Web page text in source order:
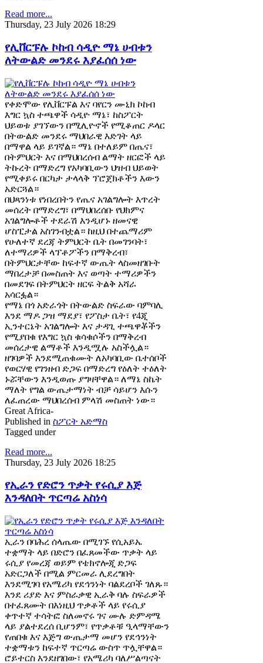
Read more...
Thursday, 23 July 2026 18:29
የሊቨርፑሉ ኮከብ ሳዲዮ ማኔ ሀብቱን
ለትውልድ መንደሩ እያፈሰሰ ነው
የቀድሞው የሊቨርፑል እና ባየርን ሙኒክ ኮከብ
እግር ኳስ ተጫዋች ሳዲዮ ማኔ፣ ከስፖርት
ህይወቱ ያገኘውን በሚሊዮኖች የሚቆጠር ዶላር
በትውልድ መንደሩ ማህበራዊ እድገት ላይ
በማዋል ላይ ይገኛል። ማኔ በተለይም በጤና፣
በትምህርት እና በማህበረሰብ ልማት ዘርፎች ላይ
ትኩረት በማድረግ የአካባቢውን ህዝብ ህይወት
የሚቀይሩ በርካታ ታላላቅ ፕሮጀክቶችን እውን
አድርጓል።
በህጻንነቱ የነበረበትን የጤና አገልግሎት እጥረት
መሰረት በማድረግ፣ በማህበረሰቡ የህክምና
አገልግሎቶች ተደራሽ እንዲሆኑ ዘመናዊ
ሆስፒታል አስገንብቷል። ከዚህ በተጨማሪም
የሁለተኛ ደረጃ ትምህርት ቤት በመገንባት፣
ለተማሪዎች ላፕቶፖችን በማቅረብ፣
በትምህርታቸው ከፍተኛ ውጤት ላስመዘገቡት
ማበረታቻ በመስጠት እና ወጣት ተማሪዎችን
በመደገፍ በትምህርት ዘርፍ ትልቅ አሻራ
አሳርፏል።
የማኔ በጎ አድራጎት በትውልድ ስፍራው ባምባሊ
እንደ ማዶ ጋዝ ማደያ፣ የፖስታ ቤት፣ የ4ጂ
ኢንተርኔት አገልግሎት እና ታዳጊ ተጫዋቾችን
የሚያበቁ የእግር ኳስ ቁሳቁሶችን በማቅረብ
መሰረታዊ ልማቶች እንዲሟሉ አስችሏል።
ዘገባዎች እንደሚጠቁሙት ለአካባቢው ቤተሰቦች
የወርሃዊ የገንዘብ ድጋፍ በማድረግ የዕለት ተዕለት
ኑሯቸውን እንዲወጡ ያግዛቸዋል። ለማኔ ስኬት
ማለት የግል ውጤታማነት ብቻ ሳይሆን እሱን
ለፈጠረው ማህበረሰብ ምላሽ መስጠት ነው።
Great Africa-
Published in ስፖርት አድማስ
Tagged under
Read more...
Thursday, 23 July 2026 18:25
የኢራን የድሮን ጥቃት የሩሲያ እጅ
እንዳለበት ጥርጣሬ አስነሳ
ኢራን በባሕረ ሰላጤው በሚገኙ የሲአይኤ
ተቋማት ላይ በድሮን በፈጸመችው ጥቃት ላይ
ሩሲያ የመረጃ ወይም የቴክኖሎጂ ድጋፍ
አድርጋለች በሚል ምርመራ ሊደረግበት
እንደሚገባ የአሜሪካ የደኅንነት ባልደረቦች ገለጹ።
እንደ ሪያድ እና ምስራቃዊ ኢራቅ ባሉ ስፍራዎች
በተፈጸሙት በእነዚህ ጥቃቶች ላይ የሩሲያ
ቀጥተኛ ተሳትፎ ስለመኖሩ ገና ሙሉ ድምዳሜ
ላይ ያልተደረሰ ቢሆንም፣ የጥቃቶቹ ዒላማቸውን
የጠበቁ እና እጅግ ውጤታማ መሆን የደኅንነት
ተቋማቱን ከፍተኛ ጥርጣሬ ውስጥ ጥሏቸዋል።
ሮይተርስ እንደዘገበው፣ የአሜሪካ ባለሥልጣናት